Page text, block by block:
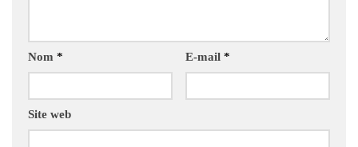
Nom * E-mail *
Site web